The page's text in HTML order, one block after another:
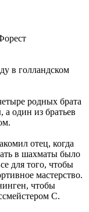
в голландском
родных брата
один из братьев
отец, когда
в шахматы было
для того, чтобы
мастерство.
чтобы
С.